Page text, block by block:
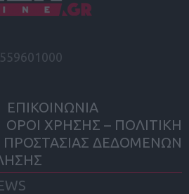
ΕΠΙΚΟΙΝΩΝΙΑ
ΟΡΟΙ ΧΡΗΣΗΣ – ΠΟΛΙΤΙΚΗ
ΠΡΟΣΤΑΣΙΑΣ ΔΕΔΟΜΕΝΩΝ